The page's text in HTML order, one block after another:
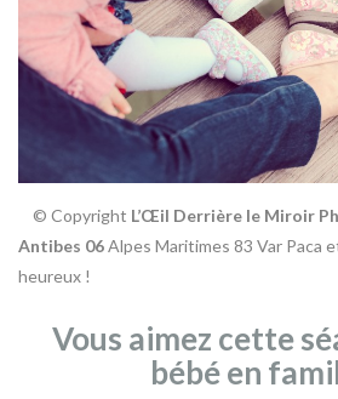
© Copyright L’Œil Derrière le Miroir
Antibes 06Alpes Maritimes 83 Var Paca
heureux !
Vous aimez cette
bébé en